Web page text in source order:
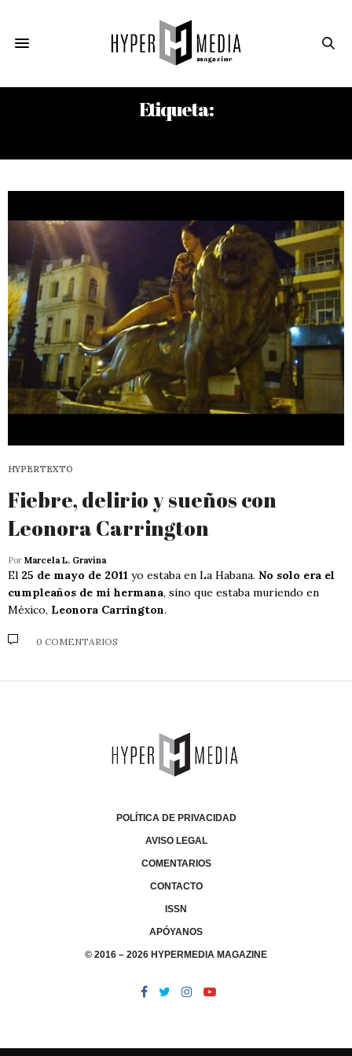
Etiqueta:
HYPERTEXTO
Fiebre, delirio y sueños con
Leonora Carrington
Por Marcela L. Gravina
El 25 de mayo de 2011 yo estaba en La Habana. No solo era el
cumpleaños de mi hermana, sino que estaba muriendo en
México, Leonora Carrington.
0 COMENTARIOS
POLÍTICA DE PRIVACIDAD
AVISO LEGAL
COMENTARIOS
CONTACTO
ISSN
APÓYANOS
© 2016 – 2026 HYPERMEDIA MAGAZINE